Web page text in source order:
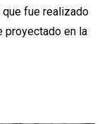
que fue realizado
proyectado en la